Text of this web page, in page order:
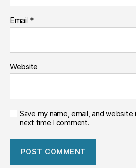
Email *
Website
Save my name, email, and
next time I comment.